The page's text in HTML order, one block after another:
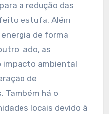
a redução das
estufa. Além
de forma
lado, as
impacto ambiental
de
Também há o
locais devido à